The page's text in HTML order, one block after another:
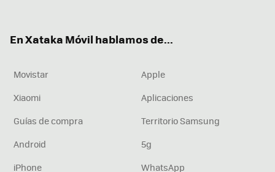
En Xataka Móvil hablamos de...
Movistar
Apple
Xiaomi
Aplicaciones
Guías de compra
Territorio Samsung
Android
5g
iPhone
WhatsApp